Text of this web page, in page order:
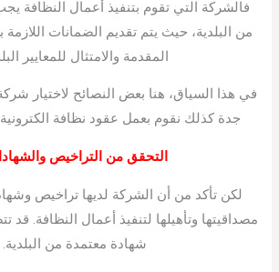
فالشركة التي تقوم بتنفيذ أعمال النظافة
من البلدية، حيث يتم تقديم الضمانات
المقدمة والامتثال للمعايير
في هذا السياق، هنا بعض النصائح لاختيار
جدة كذلك نقوم بعمل عقود نظافة الكترونية
التحقق من التراخيص
لكن تأكد من أن الشركة لديها تراخيص
مصداقيتها وتأهيلها لتنفيذ أعمال النظافة.
شهادة معتمدة من البلدية.